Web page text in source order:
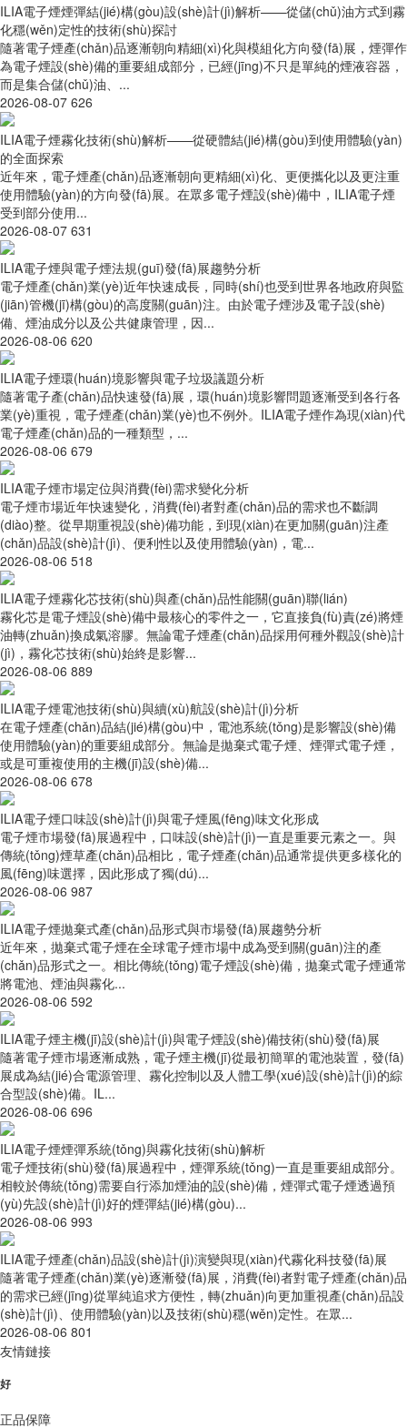
ILIA電子煙煙彈結(jié)構(gòu)設(shè)計(jì)解析——從儲(chǔ)油方式到霧
化穩(wěn)定性的技術(shù)探討
隨著電子煙產(chǎn)品逐漸朝向精細(xì)化與模組化方向發(fā)展，煙彈作
為電子煙設(shè)備的重要組成部分，已經(jīng)不只是單純的煙液容器，
而是集合儲(chǔ)油、...
2026-08-07 626
ILIA電子煙霧化技術(shù)解析——從硬體結(jié)構(gòu)到使用體驗(yàn)
的全面探索
近年來，電子煙產(chǎn)品逐漸朝向更精細(xì)化、更便攜化以及更注重
使用體驗(yàn)的方向發(fā)展。在眾多電子煙設(shè)備中，ILIA電子煙
受到部分使用...
2026-08-07 631
ILIA電子煙與電子煙法規(guī)發(fā)展趨勢分析
電子煙產(chǎn)業(yè)近年快速成長，同時(shí)也受到世界各地政府與監
(jiān)管機(jī)構(gòu)的高度關(guān)注。由於電子煙涉及電子設(shè)
備、煙油成分以及公共健康管理，因...
2026-08-06 620
ILIA電子煙環(huán)境影響與電子垃圾議題分析
隨著電子產(chǎn)品快速發(fā)展，環(huán)境影響問題逐漸受到各行各
業(yè)重視，電子煙產(chǎn)業(yè)也不例外。ILIA電子煙作為現(xiàn)代
電子煙產(chǎn)品的一種類型，...
2026-08-06 679
ILIA電子煙市場定位與消費(fèi)需求變化分析
電子煙市場近年快速變化，消費(fèi)者對產(chǎn)品的需求也不斷調
(diào)整。從早期重視設(shè)備功能，到現(xiàn)在更加關(guān)注產
(chǎn)品設(shè)計(jì)、便利性以及使用體驗(yàn)，電...
2026-08-06 518
ILIA電子煙霧化芯技術(shù)與產(chǎn)品性能關(guān)聯(lián)
霧化芯是電子煙設(shè)備中最核心的零件之一，它直接負(fù)責(zé)將煙
油轉(zhuǎn)換成氣溶膠。無論電子煙產(chǎn)品採用何種外觀設(shè)計
(jì)，霧化芯技術(shù)始終是影響...
2026-08-06 889
ILIA電子煙電池技術(shù)與續(xù)航設(shè)計(jì)分析
在電子煙產(chǎn)品結(jié)構(gòu)中，電池系統(tǒng)是影響設(shè)備
使用體驗(yàn)的重要組成部分。無論是拋棄式電子煙、煙彈式電子煙，
或是可重複使用的主機(jī)設(shè)備...
2026-08-06 678
ILIA電子煙口味設(shè)計(jì)與電子煙風(fēng)味文化形成
電子煙市場發(fā)展過程中，口味設(shè)計(jì)一直是重要元素之一。與
傳統(tǒng)煙草產(chǎn)品相比，電子煙產(chǎn)品通常提供更多樣化的
風(fēng)味選擇，因此形成了獨(dú)...
2026-08-06 987
ILIA電子煙拋棄式產(chǎn)品形式與市場發(fā)展趨勢分析
近年來，拋棄式電子煙在全球電子煙市場中成為受到關(guān)注的產
(chǎn)品形式之一。相比傳統(tǒng)電子煙設(shè)備，拋棄式電子煙通常
將電池、煙油與霧化...
2026-08-06 592
ILIA電子煙主機(jī)設(shè)計(jì)與電子煙設(shè)備技術(shù)發(fā)展
隨著電子煙市場逐漸成熟，電子煙主機(jī)從最初簡單的電池裝置，發(fā)
展成為結(jié)合電源管理、霧化控制以及人體工學(xué)設(shè)計(jì)的綜
合型設(shè)備。IL...
2026-08-06 696
ILIA電子煙煙彈系統(tǒng)與霧化技術(shù)解析
電子煙技術(shù)發(fā)展過程中，煙彈系統(tǒng)一直是重要組成部分。
相較於傳統(tǒng)需要自行添加煙油的設(shè)備，煙彈式電子煙透過預
(yù)先設(shè)計(jì)好的煙彈結(jié)構(gòu)...
2026-08-06 993
ILIA電子煙產(chǎn)品設(shè)計(jì)演變與現(xiàn)代霧化科技發(fā)展
隨著電子煙產(chǎn)業(yè)逐漸發(fā)展，消費(fèi)者對電子煙產(chǎn)品
的需求已經(jīng)從單純追求方便性，轉(zhuǎn)向更加重視產(chǎn)品設
(shè)計(jì)、使用體驗(yàn)以及技術(shù)穩(wěn)定性。在眾...
2026-08-06 801
友情鏈接
好
正品保障